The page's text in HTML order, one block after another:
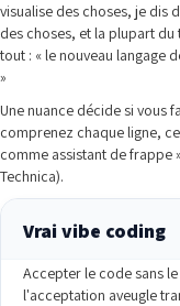
visualise des choses, je dis
des choses, et la plupart du
tout : « le nouveau langage
»
Une nuance décide si vous
comprenez chaque ligne,
comme assistant de frappe
Technica).
Vrai vibe coding
Accepter le code sans
l'acceptation aveugle